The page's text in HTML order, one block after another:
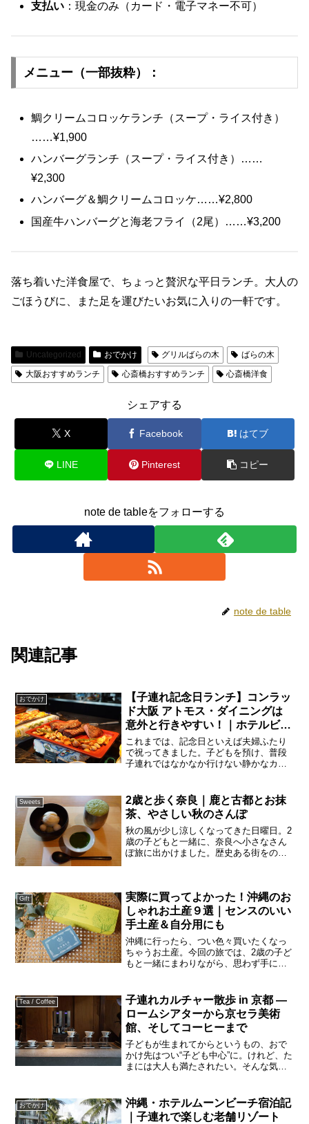
支払い ：現金のみ（カード・電子マネー不可）
メニュー（一部抜粋）：
鯛クリームコロッケランチ（スープ・ライス付き）
……¥1,900
ハンバーグランチ（スープ・ライス付き）……
¥2,300
ハンバーグ＆鯛クリームコロッケ……¥2,800
国産牛ハンバーグと海老フライ（2尾）……¥3,200
落ち着いた洋食屋で、ちょっと贅沢な平日ランチ。大人の
ごほうびに、また足を運びたいお気に入りの一軒です。
Uncategorized おでかけ グリルばらの木
ばらの木
大阪おすすめランチ
心斎橋おすすめランチ 心斎橋洋食
シェアする
X Facebook はてブ
LINE Pinterest コピー
note de tableをフォローする
note de table
関連記事
おでかけ
【子連れ記念日ランチ】コンラッ
ド大阪 アトモス・ダイニングは
意外と行きやすい！｜ホテルビュ
ッフェなら、特別感も安心感も
これまでは、記念日といえば夫婦ふたり
で祝ってきました。子どもを預け、普段
子連れではなかなか行けない静かなカウ
大変だし、子供との貴重な時間を大切に
したい。そこで今年は「子...
Sweets
2歳と歩く奈良｜鹿と古都とお抹
茶、やさしい秋のさんぽ
秋の風が少し涼しくなってきた日曜日。2
歳の子どもと一緒に、奈良へ小さなさん
ぽ旅に出かけました。歴史ある街をのん
ました。奈良公園｜鹿と...
Gift
実際に買ってよかった！沖縄のお
しゃれお土産９選｜センスのいい
手土産＆自分用にも
沖縄に行ったら、つい色々買いたくなっ
ちゃうお土産。今回の旅では、2歳の子ど
もと一緒にまわりながら、思わず手に取
のレモンケーキやサブレ、「奥原硝子製
造所」のグラス、クラフ...
Tea / Coffee
子連れカルチャー散歩 in 京都 —
ロームシアターから京セラ美術
館、そしてコーヒーまで
子どもが生まれてからというもの、おで
かけ先はつい“子ども中心”に。けれど、た
まには大人も満たされたい。そんな気持
京都「京都モダンテラス」でランチを最
初の目的地は、ローム...
おでかけ
沖縄・ホテルムーンビーチ宿泊記
｜子連れで楽しむ老舗リゾート